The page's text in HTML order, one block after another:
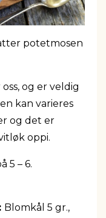
potetmosen
og er veldig
kan varieres
og det er
oppi.
5 – 6.
Blomkål 5 gr.,